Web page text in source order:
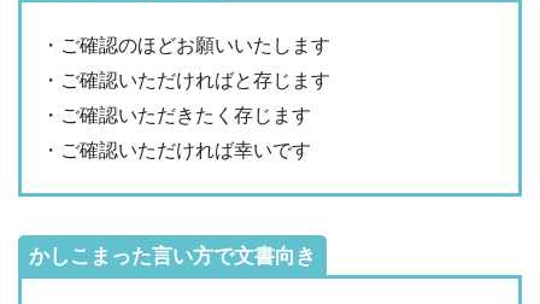
・ご確認のほどお願いいたします
・ご確認いただければと存じます
・ご確認いただきたく存じます
・ご確認いただければ幸いです
かしこまった言い方で文書向き